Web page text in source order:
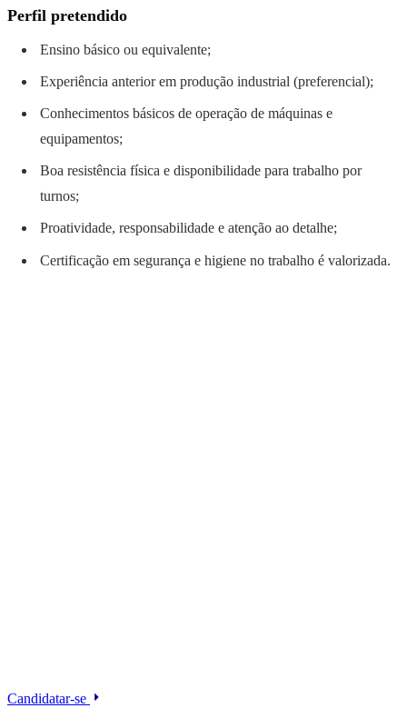
Perfil pretendido
Ensino básico ou equivalente;
Experiência anterior em produção industrial (preferencial);
Conhecimentos básicos de operação de máquinas e
equipamentos;
Boa resistência física e disponibilidade para trabalho por
turnos;
Proatividade, responsabilidade e atenção ao detalhe;
Certificação em segurança e higiene no trabalho é valorizada.
Candidatar-se